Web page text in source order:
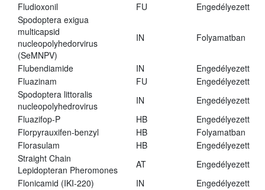
Fludioxonil FU
Engedélyezett
Spodoptera exigua
multicapsid
nucleopolyhedorvirus
(SeMNPV)
IN Folyamatban
Flubendiamide IN
Engedélyezett
Fluazinam
FU
Engedélyezett
Spodoptera littoralis
nucleopolyhedrovirus
IN
Engedélyezett
Fluazifop-P
HB
Engedélyezett
Florpyrauxifen-benzyl
HB
Folyamatban
Florasulam
HB
Engedélyezett
Straight Chain
Lepidopteran Pheromones
AT
Engedélyezett
Flonicamid (IKI-220)
IN
Engedélyezett